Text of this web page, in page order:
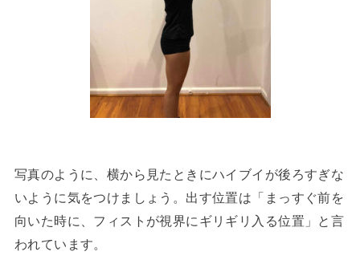
写真のように、横から見たときにハイブイが後ろすぎな
いように気をつけましょう。出す位置は「まっすぐ前を
向いた時に、フィストが視界にギリギリ入る位置」と言
われています。